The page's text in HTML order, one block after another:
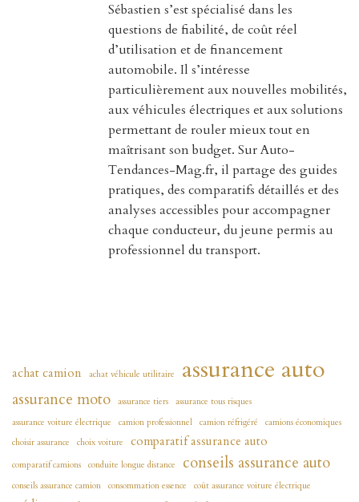
Sébastien s’est spécialisé dans les
questions de fiabilité, de coût réel
d’utilisation et de financement
automobile. Il s’intéresse
particulièrement aux nouvelles mobilités,
aux véhicules électriques et aux solutions
permettant de rouler mieux tout en
maîtrisant son budget. Sur Auto-
Tendances-Mag.fr, il partage des guides
pratiques, des comparatifs détaillés et des
analyses accessibles pour accompagner
chaque conducteur, du jeune permis au
professionnel du transport.
achat camion achat véhicule utilitaire assurance auto
assurance moto assurance tiers assurance tous risques
assurance voiture électrique
camion professionnel camion réfrigéré
camions économiques
choisir assurance
choix voiture comparatif assurance auto
comparatif camions conduite longue distance conseils assurance auto
conseils assurance camion consommation essence coût assurance voiture électrique